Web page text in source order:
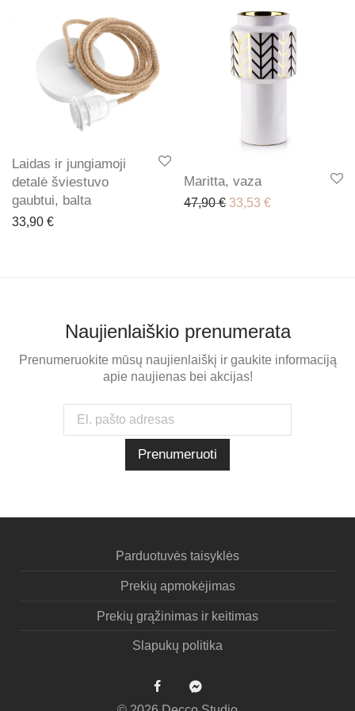
Laidas ir jungiamoji
detalė šviestuvo
gaubtui, balta
33,90 €
Maritta, vaza
47,90€ Original price was:
33,53 €Current price
Naujienlaiškio prenumerata
Prenumeruokite mūsų naujienlaiškį ir gaukite informaciją
apie naujienas bei akcijas!
Parduotuvės taisyklės
Prekių apmokėjimas
Prekių grąžinimas ir keitimas
Slapukų politika